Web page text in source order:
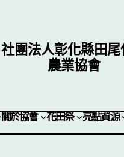
社團法人彰化縣田尾
農業協會
關於協會 花田祭 亮點資源